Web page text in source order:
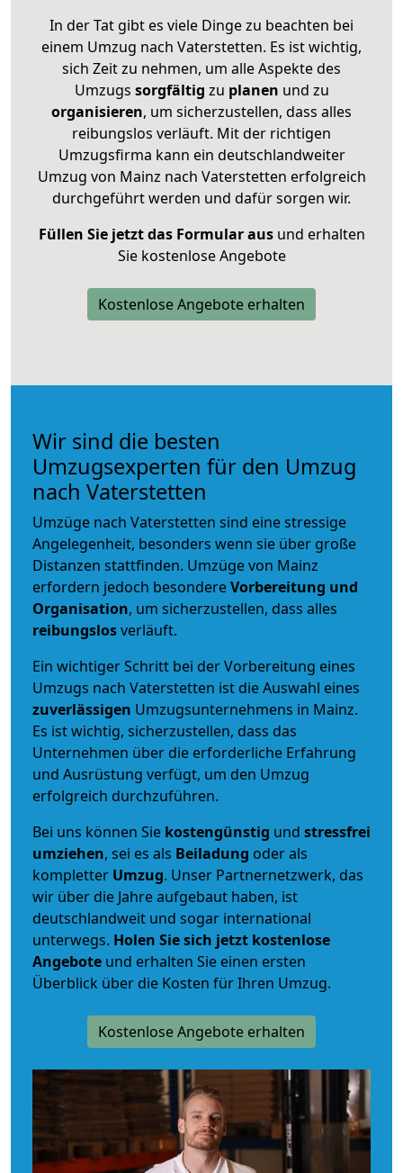
In der Tat gibt es viele Dinge zu beachten bei
einem Umzug nach Vaterstetten. Es ist wichtig,
sich Zeit zu nehmen, um alle Aspekte des
Umzugs sorgfältig zu planen und zu
organisieren, um sicherzustellen, dass alles
reibungslos verläuft. Mit der richtigen
Umzugsfirma kann ein deutschlandweiter
Umzug von Mainz nach Vaterstetten erfolgreich
durchgeführt werden und dafür sorgen wir.
Füllen Sie jetzt das Formular ausund erhalten
Sie kostenlose Angebote
Kostenlose Angebote erhalten
Wir sind die besten
Umzugsexperten für den Umzug
nach Vaterstetten
Umzüge nach Vaterstetten sind eine stressige
Angelegenheit, besonders wenn sie über große
Distanzen stattfinden. Umzüge von Mainz
erfordern jedoch besondereVorbereitung und
Organisation, um sicherzustellen, dass alles
reibungslosverläuft.
Ein wichtiger Schritt bei der Vorbereitung eines
Umzugs nach Vaterstetten ist die Auswahl eines
zuverlässigen Umzugsunternehmens in Mainz.
Es ist wichtig, sicherzustellen, dass das
Unternehmen über die erforderliche Erfahrung
und Ausrüstung verfügt, um den Umzug
erfolgreich durchzuführen.
Bei uns können Sie kostengünstig und stressfrei
umziehen, sei es als Beiladung oder als
kompletter Umzug. Unser Partnernetzwerk, das
wir über die Jahre aufgebaut haben, ist
deutschlandweit und sogar international
unterwegs. Holen Sie sich jetzt kostenlose
Angebote und erhalten Sie einen ersten
Überblick über die Kosten für Ihren Umzug.
Kostenlose Angebote erhalten